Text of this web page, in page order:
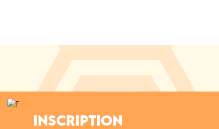
INSCRIPTION